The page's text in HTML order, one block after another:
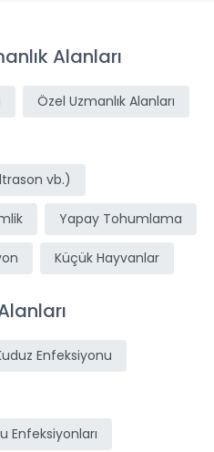
Alanları
Özel Uzmanlık Alanları
vb.)
Yapay Tohumlama
Küçük Hayvanlar
Enfeksiyonu
Enfeksiyonları